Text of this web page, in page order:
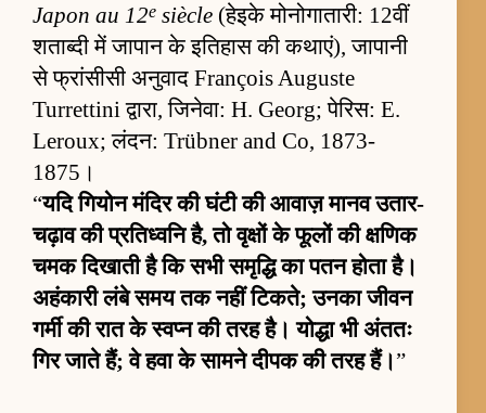
Japon au 12e siècle (हेइके मोनोगातारी: 12वीं
शताब्दी में जापान के इतिहास की कथाएं), जापानी
से फ्रांसीसी अनुवाद François Auguste
Turrettini द्वारा, जिनेवा: H. Georg; पेरिस: E.
Leroux; लंदन: Trübner and Co, 1873-
1875।
“यदि गियोन मंदिर की घंटी की आवाज़ मानव उतार-
चढ़ाव की प्रतिध्वनि है, तो वृक्षों के फूलों की क्षणिक
चमक दिखाती है कि सभी समृद्धि का पतन होता है।
अहंकारी लंबे समय तक नहीं टिकते; उनका जीवन
गर्मी की रात के स्वप्न की तरह है। योद्धा भी अंततः
गिर जाते हैं; वे हवा के सामने दीपक की तरह हैं।”